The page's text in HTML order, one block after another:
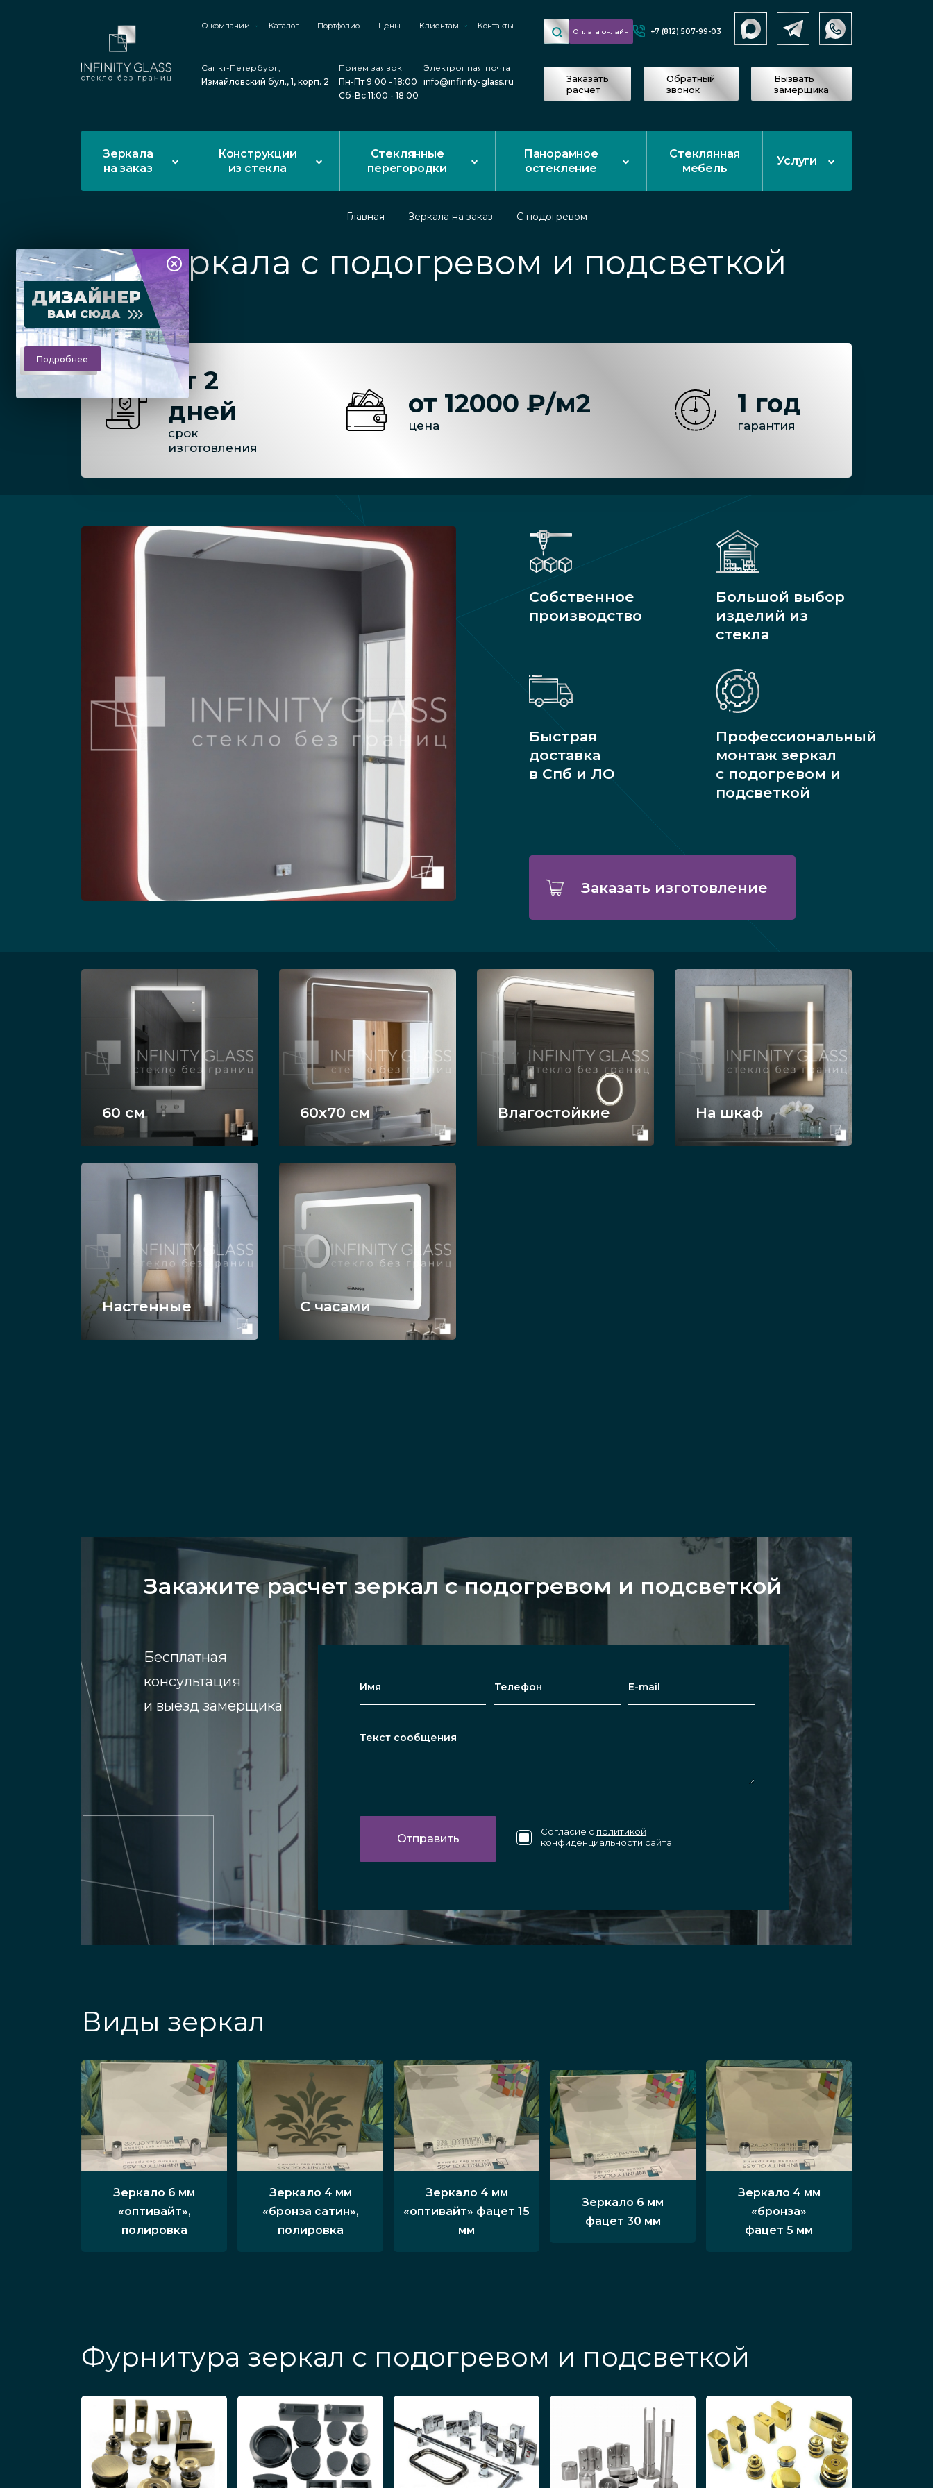
О компании Каталог Портфолио Цены Клиентам Контакты
Санкт-Петербург,
Измайловский бул., 1, корп. 2
Прием заявок
Пн-Пт 9:00 - 18:00
Сб-Вс 11:00 - 18:00
Электронная почта
info@infinity-glass.ru
Оплата онлайн +7 (812) 507-99-03
Заказать
расчет
Обратный
звонок
Вызвать
замерщика
Зеркала
на заказ
Конструкции
из стекла
Стеклянные
перегородки
Панорамное
остекление
Стеклянная
мебель
Услуги
Главная Зеркала на заказ С подогревом
Зеркала с подогревом и подсветкой
ДИЗАЙНЕР
ВАМ СЮДА
Подробнее
от 2
дней
срок
изготовления
от 12000 ₽/м2
цена
1 год
гарантия
Собственное
производство
Большой выбор
изделий из
стекла
Быстрая
доставка
в Спб и ЛО
Профессиональный
монтаж зеркал
с подогревом и
подсветкой
Заказать изготовление
60 см 60x70 см Влагостойкие На шкаф
Настенные С часами
Закажите расчет зеркал с подогревом и подсветкой
Бесплатная
консультация
и выезд замерщика
Согласие с политикой
конфиденциальности сайта
Виды зеркал
Зеркало 6 мм
«оптивайт»,
полировка
Зеркало 4 мм
«бронза сатин»,
полировка
Зеркало 4 мм
«оптивайт» фацет 15
мм
Зеркало 6 мм
фацет 30 мм
Зеркало 4 мм
«бронза»
фацет 5 мм
Фурнитура зеркал с подогревом и подсветкой